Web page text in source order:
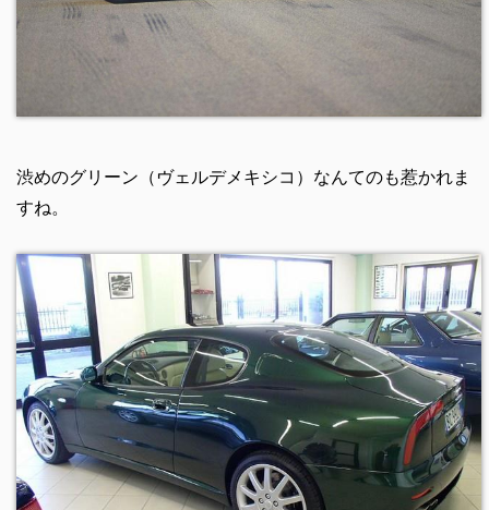
渋めのグリーン（ヴェルデメキシコ）なんてのも惹かれま
すね。